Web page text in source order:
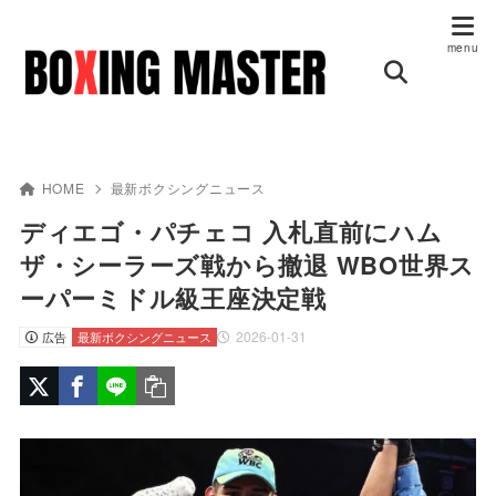
HOME 最新ボクシングニュース
ディエゴ・パチェコ 入札直前にハム
ザ・シーラーズ戦から撤退 WBO世界ス
ーパーミドル級王座決定戦
広告 2026-01-31
最新ボクシングニュース